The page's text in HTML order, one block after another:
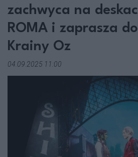
zachwyca na
ROMA i zaprasza
Krainy Oz
04.09.2025 11:00